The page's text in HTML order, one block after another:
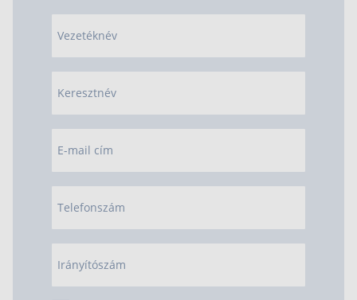
Vezetéknév
Keresztnév
E-mail cím
Telefonszám
Irányítószám